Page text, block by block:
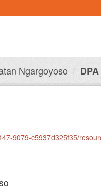
Ngargoyoso
9079-c5937d325f35/